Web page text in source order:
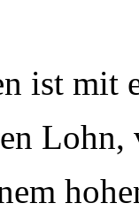
ist mit